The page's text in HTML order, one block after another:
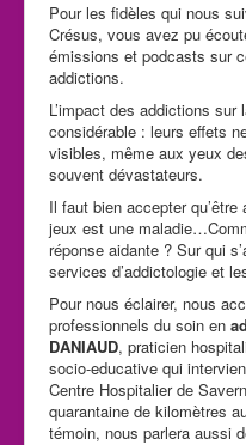
Pour les fidèles qui nous
Crésus, vous avez pu
émissions et podcasts sur
addictions.
L’impact des addictions
considérable : leurs effets
visibles, même aux yeux
souvent dévastateurs.
Il faut bien accepter
jeux est une
réponse aidante ? Sur qui
services d’addictologie et
Pour nous éclairer, nous
professionnels du soin en
DANIAUD, praticien
socio-educative qui
Centre Hospitalier de
quarantaine de kilomètres
témoin, nous parlera aussi